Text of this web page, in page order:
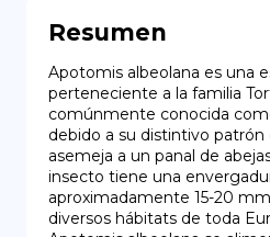
Resumen
Apotomis albeolana es una
perteneciente a la familia
comúnmente conocida
debido a su distintivo patrón
asemeja a un panal de
insecto tiene una
aproximadamente 15-20
diversos hábitats de toda